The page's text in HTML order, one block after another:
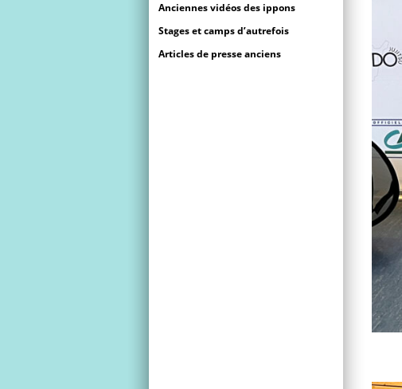
Anciennes vidéos des ippons
Stages et camps d’autrefois
Articles de presse anciens